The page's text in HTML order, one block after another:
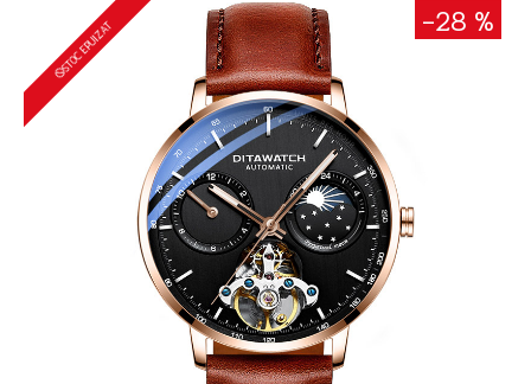
-28 %
STOC EPUIZAT